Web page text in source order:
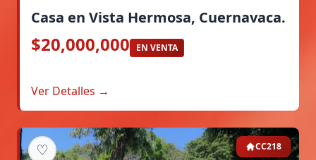
Casa en Vista Hermosa, Cuernavaca.
$20,000,000 EN VENTA
Ver Detalles →
♡ CC218